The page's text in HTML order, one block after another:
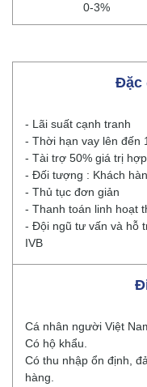
0-3%
Đặc
- Lãi suất cạnh tranh
- Thời hạn vay lên đến
- Tài trợ 50% giá trị
- Đối tượng : Khách
- Thủ tục đơn giản
- Thanh toán linh hoạt
- Đội ngũ tư vấn và hỗ
IVB
Cá nhân người Việt
Có hộ khẩu.
Có thu nhập ổn định,
hàng.